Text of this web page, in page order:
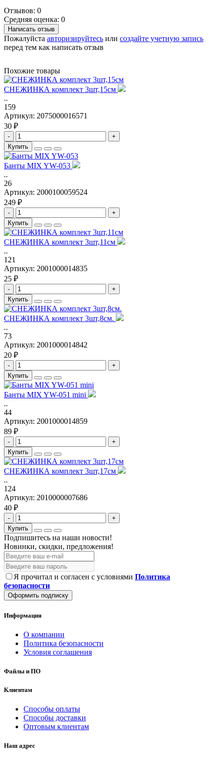
Отзывов: 0
Средняя оценка: 0
Написать отзыв
Пожалуйста авторизируйтесь или создайте учетную запись
перед тем как написать отзыв
Похожие товары
СНЕЖИНКА комплект 3шт,15см
..
159
Артикул: 2075000016571
30 ₽
-
+
Купить
Банты MIX YW-053
..
26
Артикул: 2000100059524
249 ₽
-
+
Купить
СНЕЖИНКА комплект 3шт,11см
..
121
Артикул: 2001000014835
25 ₽
-
+
Купить
СНЕЖИНКА комплект 3шт,8см.
..
73
Артикул: 2001000014842
20 ₽
-
+
Купить
Банты MIX YW-051 mini
..
44
Артикул: 2001000014859
89 ₽
-
+
Купить
СНЕЖИНКА комплект 3шт,17см
..
124
Артикул: 2010000007686
40 ₽
-
+
Купить
Подпишитесь на наши новости!
Новинки, скидки, предложения!
Я прочитал и согласен с условиями Политика
безопасности
Оформить подписку
Информация
О компании
Политика безопасности
Условия соглашения
Файлы и ПО
Клиентам
Способы оплаты
Способы доставки
Оптовым клиентам
Наш адрес